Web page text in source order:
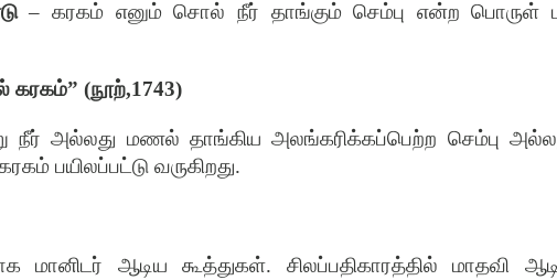
–கரகம் எனும் சொல் நீர் தாங்கும் செம்பு என்ற பொருள்
கரகம்” (நூற்,1743)
அல்லது மணல் தாங்கிய அலங்கரிக்கப்பெற்ற செம்பு
பயிலப்பட்டு வருகிறது.
மானிடர் ஆடிய கூத்துகள். சிலப்பதிகாரத்தில் மாதவி